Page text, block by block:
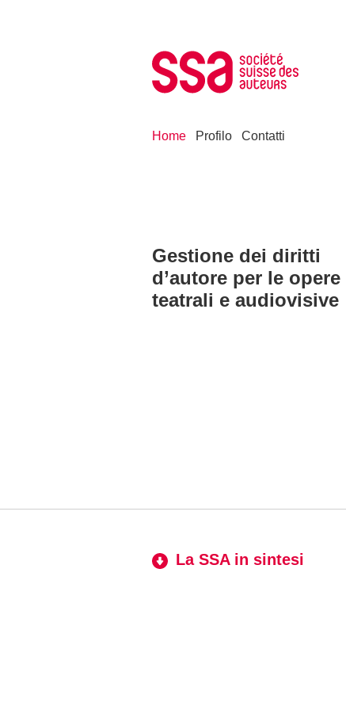
Home Profilo Contatti
Gestione dei diritti
d’autore per le opere
teatrali e audiovisive
La SSA in sintesi